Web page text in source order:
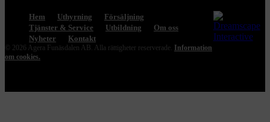
Hem Uthyrning
Försäljning
Tjänster & Service
Utbildning
Om oss
Nyheter
Kontakt
© 2026 Agera Funäsdalen AB. Alla rättigheter reserverade.
Information
om cookies.